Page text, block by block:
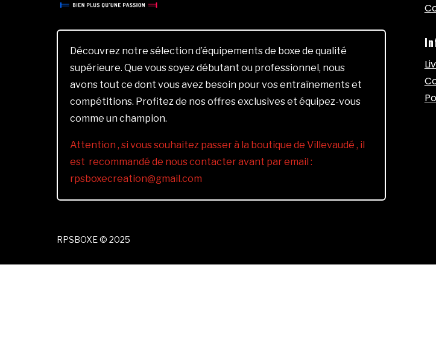
Découvrez notre sélection d’équipements de boxe de qualité
supérieure. Que vous soyez débutant ou professionnel, nous
avons tout ce dont vous avez besoin pour vos entraînements et
compétitions. Profitez de nos offres exclusives et équipez-vous
comme un champion.
Attention , si vous souhaitez passer à la boutique de Villevaudé , il
est recommandé de nous contacter avant par email :
rpsboxecreation@gmail.com
RPSBOXE © 2025